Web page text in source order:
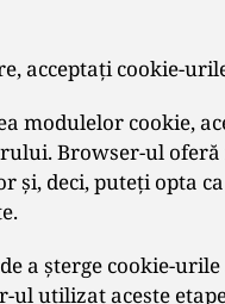
acceptaţi cookie-
modulelor cookie,
Browser-ul
şi, deci, puteţi opta
a şterge cookie-
utilizat aceste